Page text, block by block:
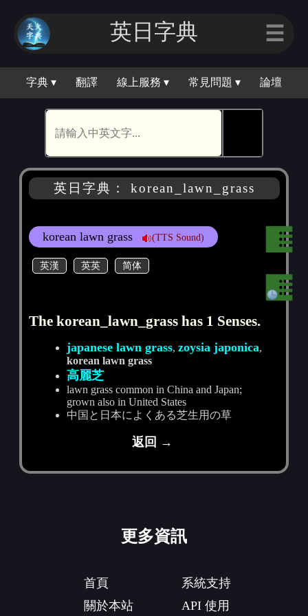
英日字典 ☰
字典 ▾ 翻譯 線上服務 ▾ 常見問題 ▾ 論壇
英日字典： korean_lawn_grass
korean lawn grass (TTS Sound)
英漢 英英 简体
The korean_lawn_grass has 1 Senses.
japanese lawn grass,zoysia japonica,
korean lawn grass
高麗芝
lawn grass common in China and Japan;
grown also in United States
中国と日本によくある芝生用の草
返回 →
更多資訊
首頁
關於本站
系統支持
API 使用